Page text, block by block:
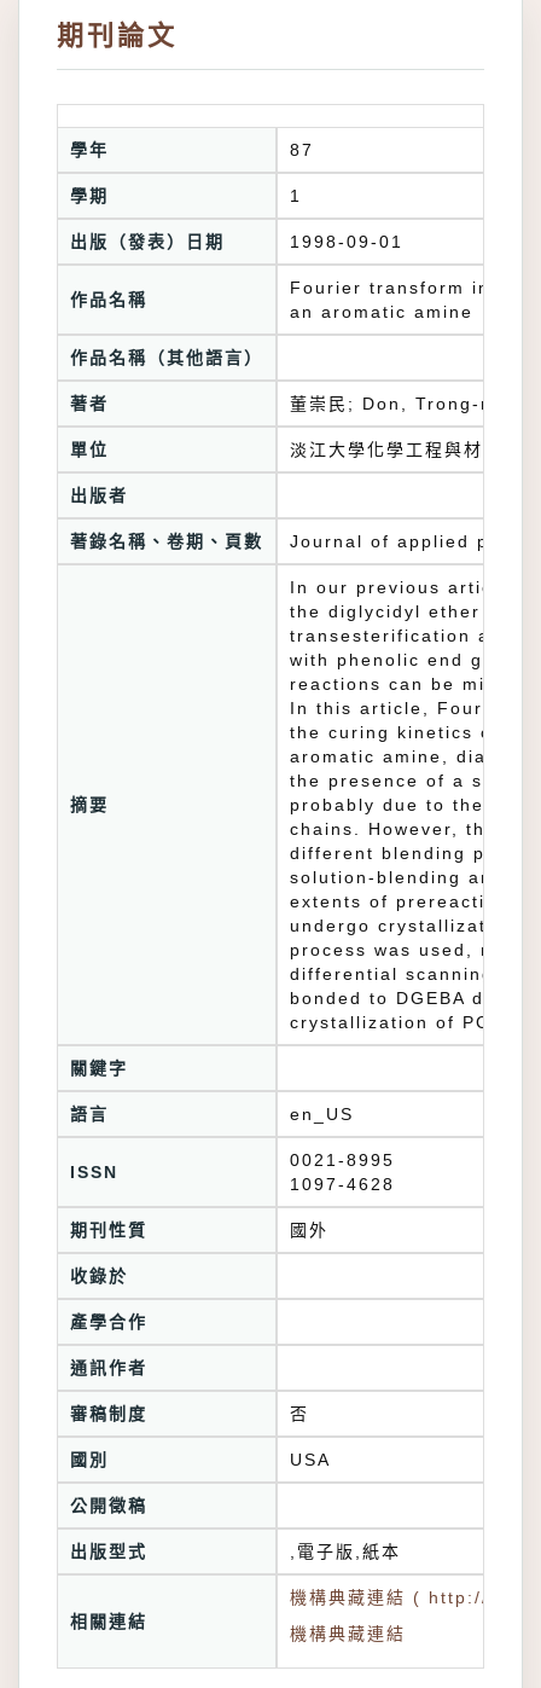
期刊論文
學年 87
學期 1
出版（發表）日期 1998-09-01
作品名稱
Fourier transform
an aromatic amine
作品名稱（其他語言）
著者 董崇民; Don, Trong-ming
單位 淡江大學化學工程與材料工
出版者
著錄名稱、卷期、頁數 Journal of applied
摘要
In our previous article,
the diglycidyl ether of
transesterification and
with phenolic end
reactions can be
In this article, Fourier
the curing kinetics of
aromatic amine,
the presence of a small
probably due to the
chains. However, the
different blending
solution-blending and
extents of prereactions.
undergo crystallization
process was used, no
differential scanning
bonded to DGEBA
crystallization of PC
關鍵字
語言 en_US
ISSN
0021-8995
1097-4628
期刊性質 國外
收錄於
產學合作
通訊作者
審稿制度 否
國別 USA
公開徵稿
出版型式 ,電子版,紙本
相關連結
機構典藏連結 ( http://
機構典藏連結